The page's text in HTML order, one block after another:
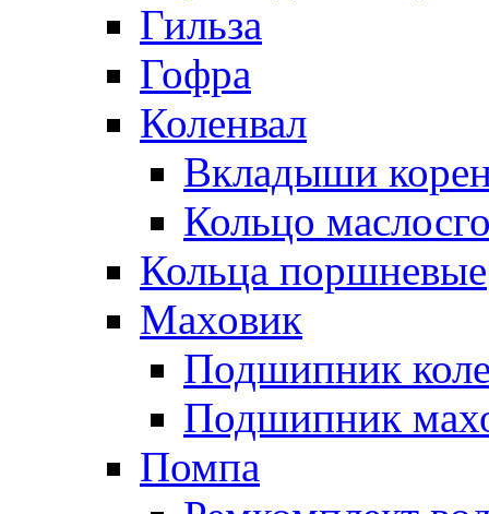
Гильза
Гофра
Коленвал
Вкладыши
Кольцо
Кольца поршневые
Маховик
Подшипник
Подшипник
Помпа